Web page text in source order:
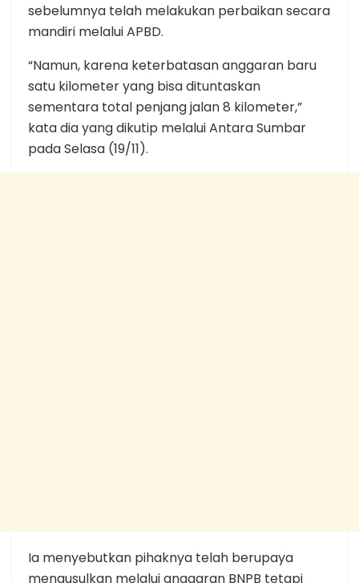
sebelumnya telah melakukan perbaikan secara
mandiri melalui APBD.
“Namun, karena keterbatasan anggaran baru
satu kilometer yang bisa dituntaskan
sementara total penjang jalan 8 kilometer,”
kata dia yang dikutip melalui Antara Sumbar
pada Selasa (19/11).
Ia menyebutkan pihaknya telah berupaya
mengusulkan melalui anggaran BNPB tetapi